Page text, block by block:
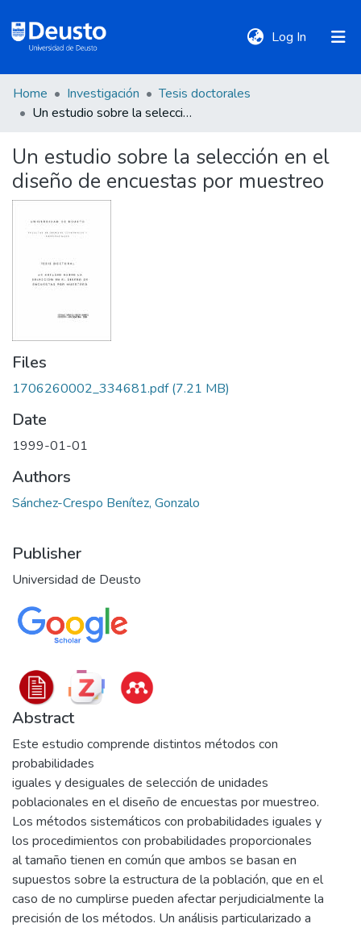
Log In (current)
DeustoTeka
Communities
&
Collections
Policies
Home Investigación
Tesis doctorales
Un estudio sobre la selección en el diseño de encuestas por muestreo
Un estudio sobre la selección en el
diseño de encuestas por muestreo
Files
1706260002_334681.pdf(7.21 MB)
Date
1999-01-01
Authors
Sánchez-Crespo Benítez, Gonzalo
Publisher
Universidad de Deusto
Abstract
Este estudio comprende distintos métodos con
probabilidades
iguales y desiguales de selección de unidades
poblacionales en el diseño de encuestas por muestreo.
Los métodos sistemáticos con probabilidades iguales y
los procedimientos con probabilidades proporcionales
al tamaño tienen en común que ambos se basan en
supuestos sobre la estructura de la población, que en el
caso de no cumplirse pueden afectar perjudicialmente la
precisión de los métodos. Un análisis particularizado a